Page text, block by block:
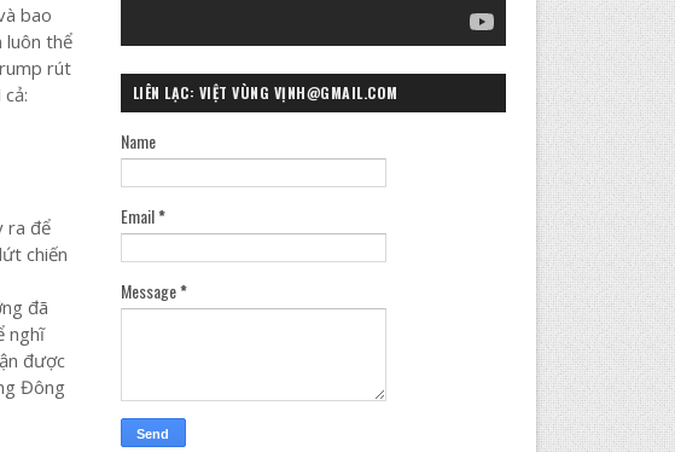
bao
luôn thể
rút
ra để
chiến
đã
nghĩ
được
Đông
LIÊN LẠC: VIỆT VÙNG VỊNH@GMAIL.COM
Name
Email*
Message*